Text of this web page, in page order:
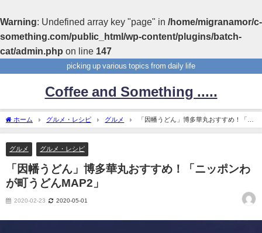
Warning: Undefined array key "page" in /home/migranamor/c-
something.com/public_html/wp-content/plugins/batch-
cat/admin.php on line 147
picking up various topics from daily life
Coffee and Something .....
ホーム グルメ・レシピ グルメ
「因幡うどん」博多華丸おすすめ！「ニ
ッポンわが町うどんMAP2」
グルメ グルメ・レシピ
「因幡うどん」博多華丸おすすめ！「ニッポンわ
が町うどんMAP2」
2020-02-23 2020-05-01